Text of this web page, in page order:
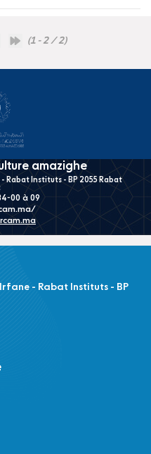
(1 - 2 / 2)
amazighe
Rabat Instituts - BP 2055 Rabat
00 à 09
- Rabat Instituts - BP